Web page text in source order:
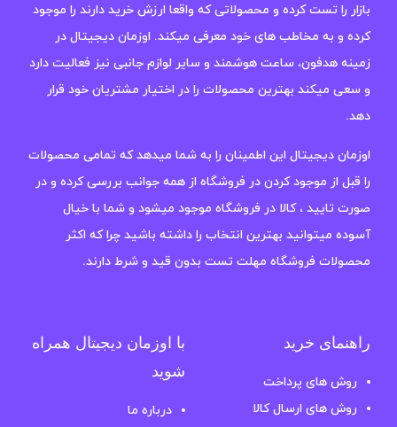
بازار را تست کرده و محصولاتی که واقعا ارزش خرید دارند را موجود
کرده و به مخاطب های خود معرفی میکند. اوزمان دیجیتال در
زمینه هدفون، ساعت هوشمند و سایر لوازم جانبی نیز فعالیت دارد
و سعی میکند بهترین محصولات را در اختیار مشتریان خود قرار
دهد.
اوزمان دیجیتال این اطمینان را به شما میدهد که تمامی محصولات
را قبل از موجود کردن در فروشگاه از همه جوانب بررسی کرده و در
صورت تایید ، کالا در فروشگاه موجود میشود و شما با خیال
آسوده میتوانید بهترین انتخاب را داشته باشید چرا که اکثر
محصولات فروشگاه مهلت تست بدون قید و شرط دارند.
راهنمای خرید
روش های پرداخت
روش های ارسال کالا
با اوزمان دیجیتال همراه
شوید
درباره ما